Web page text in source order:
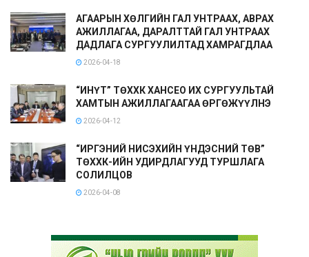
АГААРЫН ХӨЛГИЙН ГАЛ УНТРААХ, АВРАХ
АЖИЛЛАГАА, ДАРАЛТТАЙ ГАЛ УНТРААХ
ДАДЛАГА СУРГУУЛИЛТАД ХАМРАГДЛАА
2026-04-18
“ИНҮТ” ТӨХХК ХАНСЕО ИХ СУРГУУЛЬТАЙ
ХАМТЫН АЖИЛЛАГААГАА ӨРГӨЖҮҮЛНЭ
2026-04-12
“ИРГЭНИЙ НИСЭХИЙН ҮНДЭСНИЙ ТӨВ”
ТӨХХК-ИЙН УДИРДЛАГУУД ТУРШЛАГА
СОЛИЛЦОВ
2026-04-08